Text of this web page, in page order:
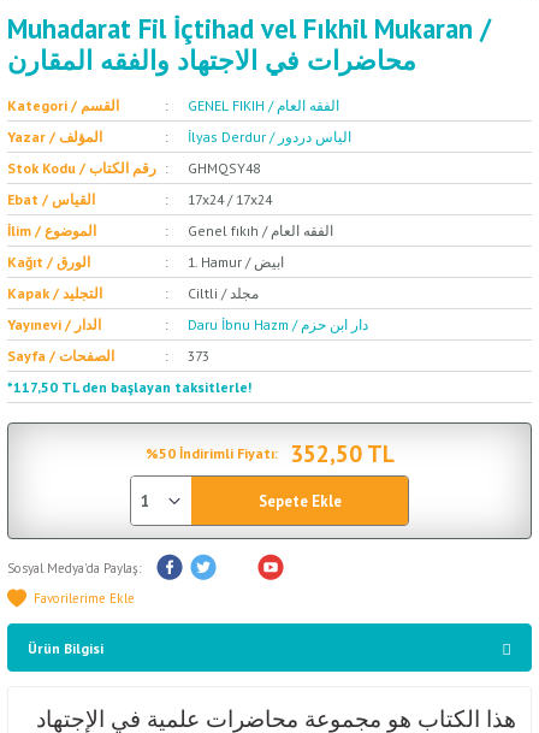
Muhadarat Fil İçtihad vel Fıkhil Mukaran /
محاضرات في الاجتهاد والفقه المقارن
Kategori / القسم
GENEL FIKIH / الفقه العام
Yazar / المؤلف
İlyas Derdur / الياس دردور
Stok Kodu / رقم الكتاب
GHMQSY48
Ebat / القياس
17x24 / 17x24
İlim / الموضوع
Genel fıkıh / الفقه العام
Kağıt / الورق
1. Hamur / ابيض
Kapak / التجليد
Ciltli / مجلد
Yayınevi / الدار
Daru İbnu Hazm / دار ابن حزم
Sayfa / الصفحات
373
*117,50 TL den başlayan taksitlerle!
%50 İndirimli Fiyatı: 352,50 TL
Sepete Ekle
Sosyal Medya'da Paylaş:
Ürün Bilgisi
هذا الكتاب هو مجموعة محاضرات علمية في الإجتهاد